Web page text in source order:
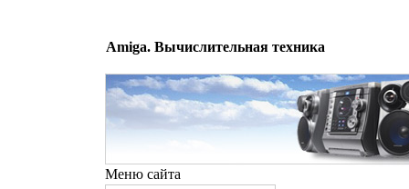
Amiga. Вычислительная техника
Меню сайта